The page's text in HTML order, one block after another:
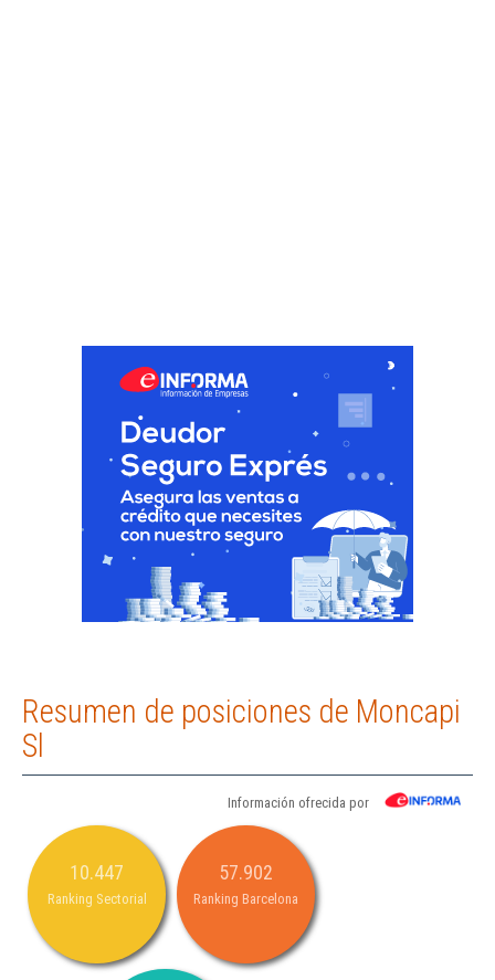
Resumen de posiciones de Moncapi
Sl
Información ofrecida por
10.447
Ranking Sectorial
57.902
Ranking Barcelona